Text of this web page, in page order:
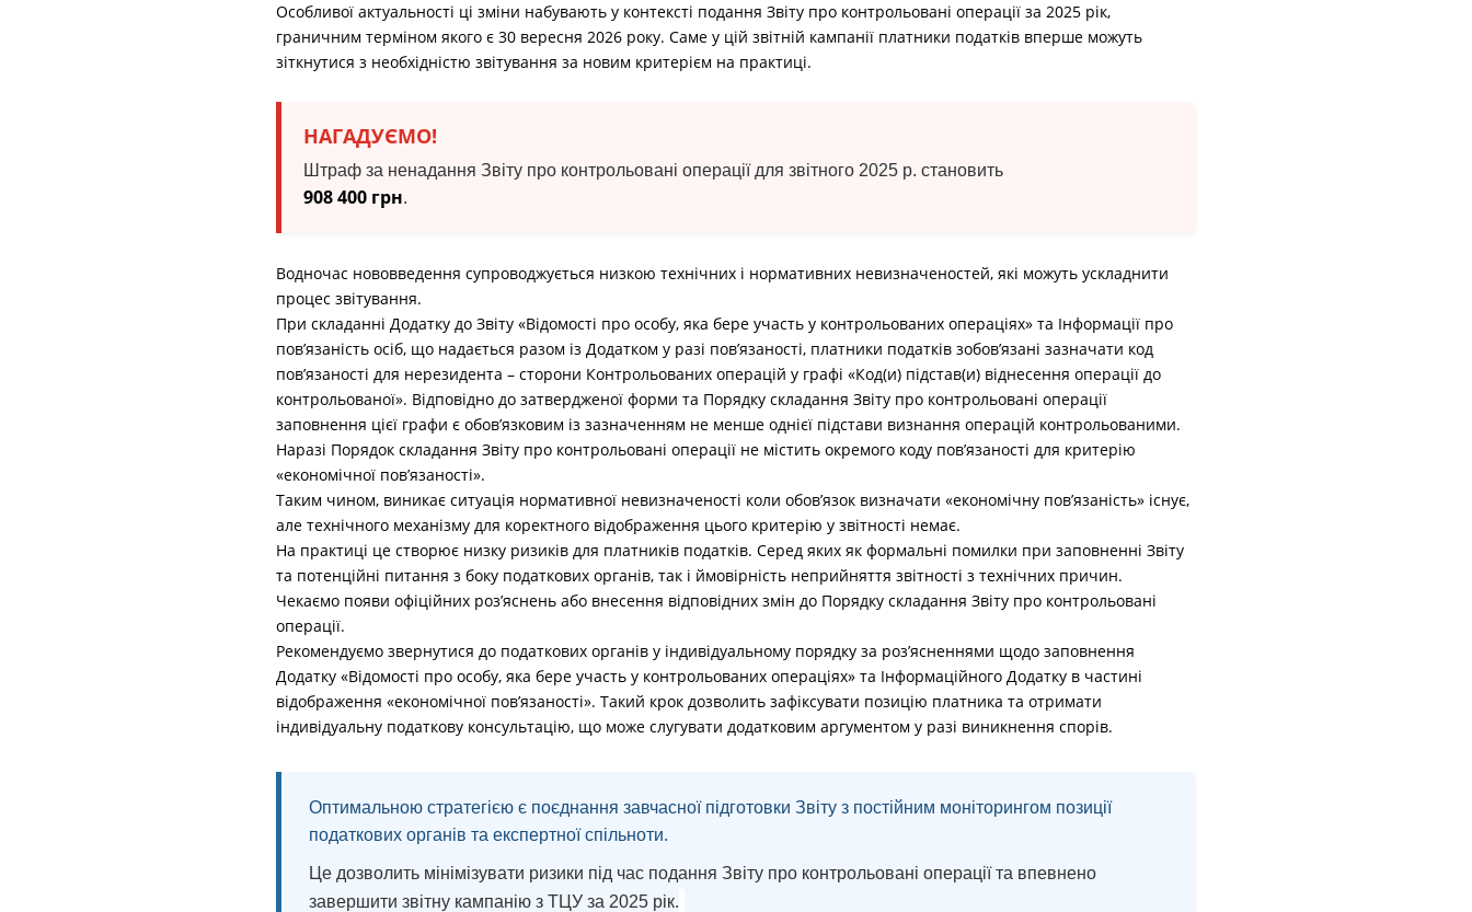
Особливої актуальності ці зміни набувають у контексті подання Звіту про контрольовані операції за 2025 рік,
граничним терміном якого є 30 вересня 2026 року. Саме у цій звітній кампанії платники податків вперше можуть
зіткнутися з необхідністю звітування за новим критерієм на практиці.
НАГАДУЄМО!
Штраф за ненадання Звіту про контрольовані операції для звітного 2025 р. становить
908 400 грн.
Водночас нововведення супроводжується низкою технічних і нормативних невизначеностей, які можуть ускладнити
процес звітування.
При складанні Додатку до Звіту «Відомості про особу, яка бере участь у контрольованих операціях» та Інформації про
пов’язаність осіб, що надається разом із Додатком у разі пов’язаності, платники податків зобов’язані зазначати код
пов’язаності для нерезидента – сторони Контрольованих операцій у графі «Код(и) підстав(и) віднесення операції до
контрольованої». Відповідно до затвердженої форми та Порядку складання Звіту про контрольовані операції
заповнення цієї графи є обов’язковим із зазначенням не менше однієї підстави визнання операцій контрольованими.
Наразі Порядок складання Звіту про контрольовані операції не містить окремого коду пов’язаності для критерію
«економічної пов’язаності».
Таким чином, виникає ситуація нормативної невизначеності коли обов’язок визначати «економічну пов’язаність» існує,
але технічного механізму для коректного відображення цього критерію у звітності немає.
На практиці це створює низку ризиків для платників податків. Серед яких як формальні помилки при заповненні Звіту
та потенційні питання з боку податкових органів, так і ймовірність неприйняття звітності з технічних причин.
Чекаємо появи офіційних роз’яснень або внесення відповідних змін до Порядку складання Звіту про контрольовані
операції.
Рекомендуємо звернутися до податкових органів у індивідуальному порядку за роз’ясненнями щодо заповнення
Додатку «Відомості про особу, яка бере участь у контрольованих операціях» та Інформаційного Додатку в частині
відображення «економічної пов’язаності». Такий крок дозволить зафіксувати позицію платника та отримати
індивідуальну податкову консультацію, що може слугувати додатковим аргументом у разі виникнення спорів.
Оптимальною стратегією є поєднання завчасної підготовки Звіту з постійним моніторингом позиції
податкових органів та експертної спільноти.
Це дозволить мінімізувати ризики під час подання Звіту про контрольовані операції та впевнено
завершити звітну кампанію з ТЦУ за 2025 рік.